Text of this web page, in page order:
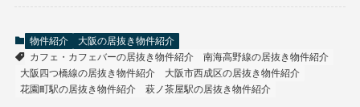
物件紹介
大阪の居抜き物件紹介
カフェ・カフェバーの居抜き物件紹介
南海高野線の居抜き物件紹介
大阪四つ橋線の居抜き物件紹介
大阪市西成区の居抜き物件紹介
花園町駅の居抜き物件紹介
萩ノ茶屋駅の居抜き物件紹介